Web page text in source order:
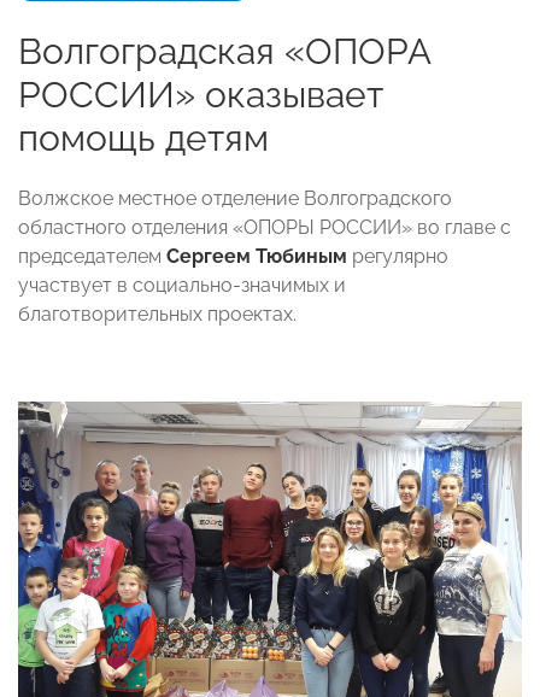
Волгоградская «ОПОРА
РОССИИ» оказывает
помощь детям
Волжское местное отделение Волгоградского
областного отделения «ОПОРЫ РОССИИ» во главе с
председателем Сергеем Тюбиным регулярно
участвует в социально-значимых и
благотворительных проектах.